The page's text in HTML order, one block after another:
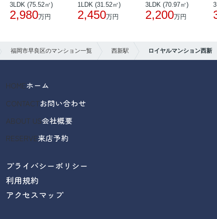
3LDK (75.52㎡)
2,980万円
1LDK (31.52㎡)
2,450万円
3LDK (70.97㎡)
2,200万円
福岡市早良区のマンション一覧 西新駅 ロイヤルマンション西新
HOMEホーム
CONTACTお問い合わせ
ABOUT US会社概要
RESERVE来店予約
プライバシーポリシー
利用規約
アクセスマップ